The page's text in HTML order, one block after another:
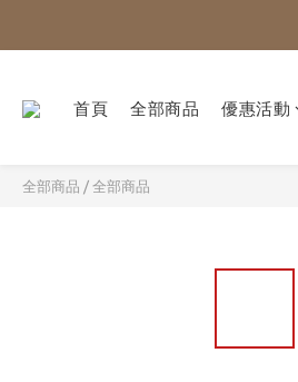
首頁 全部商品 優惠活動
全部商品 / 全部商品